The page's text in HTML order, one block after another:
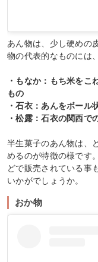
あん物は、少し硬めの
物の代表的なものには
・もなか：もち米をこ
もの
・石衣：あんをボール
・松露：石衣の関西で
半生菓子のあん物は、
めるのが特徴の様です
どで販売されている事
いかがでしょうか。
おか物